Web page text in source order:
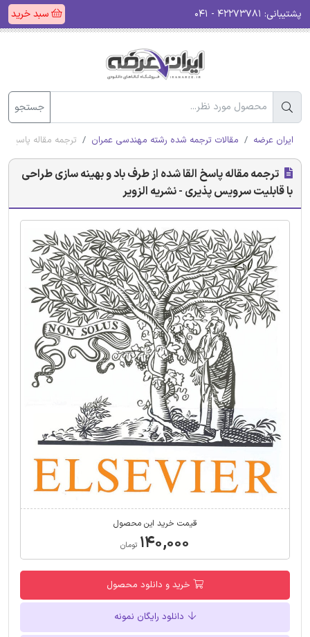
پشتیبانی: سبد خرید
جستجو
ایران عرضه مقالات ترجمه شده رشته مهندسی عمران ترجمه مقاله پاسخ
ترجمه مقاله پاسخ القا شده از طرف باد و بهینه سازی طراحی
با قابلیت سرویس پذیری - نشریه الزویر
قیمت خرید این محصول
۱۴۰,۰۰۰ تومان
خرید و دانلود محصول
دانلود رایگان نمونه